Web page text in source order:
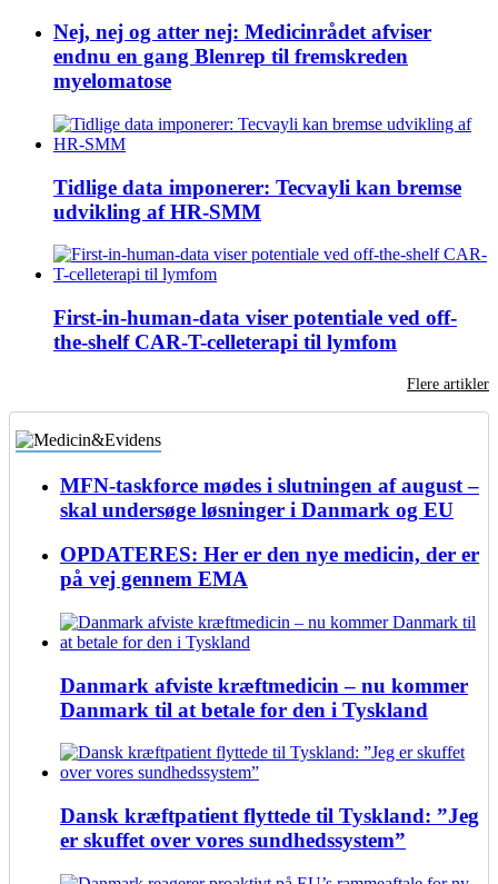
Nej, nej og atter nej: Medicinrådet afviser
endnu en gang Blenrep til fremskreden
myelomatose
Tidlige data imponerer: Tecvayli kan bremse
udvikling af HR-SMM
First-in-human-data viser potentiale ved off-
the-shelf CAR-T-celleterapi til lymfom
Flere artikler
MFN-taskforce mødes i slutningen af august –
skal undersøge løsninger i Danmark og EU
OPDATERES: Her er den nye medicin, der er
på vej gennem EMA
Danmark afviste kræftmedicin – nu kommer
Danmark til at betale for den i Tyskland
Dansk kræftpatient flyttede til Tyskland: ”Jeg
er skuffet over vores sundhedssystem”